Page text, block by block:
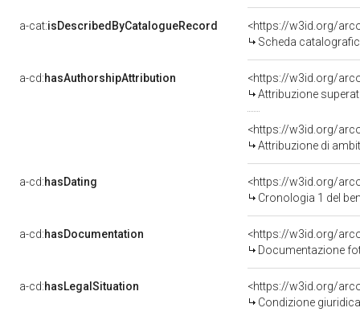
a-cat:isDescribedByCatalogueRecord
<https://w3id.org/
Scheda
a-cd:hasAuthorshipAttribution
<https://w3id.org/
Attribuzione
<https://w3id.org/
Attribuzione di
a-cd:hasDating
<https://w3id.org/
Cronologia 1 del
a-cd:hasDocumentation
Documentazione
a-cd:hasLegalSituation
Condizione